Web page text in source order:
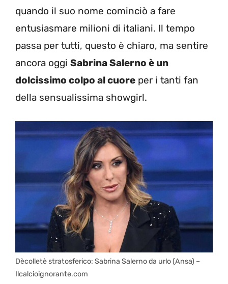
quando il suo nome cominciò a fare
entusiasmare milioni di italiani. Il tempo
passa per tutti, questo è chiaro, ma sentire
ancora oggi Sabrina Salerno è un
dolcissimo colpo al cuore per i tanti fan
della sensualissima showgirl.
Dècolletè stratosferico: Sabrina Salerno da urlo (Ansa) –
Ilcalcioignorante.com